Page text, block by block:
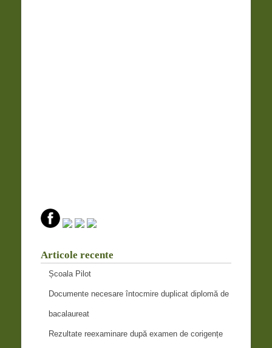
Articole recente
Școala Pilot
Documente necesare întocmire duplicat diplomă de
bacalaureat
Rezultate reexaminare după examen de corigențe